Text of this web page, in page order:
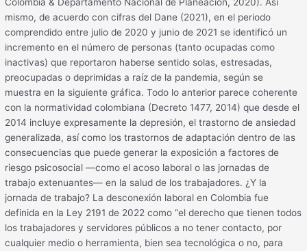
mismo, de acuerdo con cifras del Dane (2021), en el periodo
comprendido entre julio de 2020 y junio de 2021 se identificó un
incremento en el número de personas (tanto ocupadas como
inactivas) que reportaron haberse sentido solas, estresadas,
preocupadas o deprimidas a raíz de la pandemia, según se
muestra en la siguiente gráfica. Todo lo anterior parece coherente
con la normatividad colombiana (Decreto 1477, 2014) que desde el
2014 incluye expresamente la depresión, el trastorno de ansiedad
generalizada, así como los trastornos de adaptación dentro de las
consecuencias que puede generar la exposición a factores de
riesgo psicosocial —como el acoso laboral o las jornadas de
trabajo extenuantes— en la salud de los trabajadores. ¿Y la
jornada de trabajo? La desconexión laboral en Colombia fue
definida en la Ley 2191 de 2022 como “el derecho que tienen todos
los trabajadores y servidores públicos a no tener contacto, por
cualquier medio o herramienta, bien sea tecnológica o no, para